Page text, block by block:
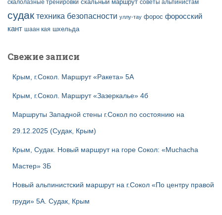
скалолазные тренировки скальный маршрут советы альпинистам
судак техника безопасности уллу-тау форос форосский
кант шаан кая шхельда
Свежие записи
Крым, г.Сокол. Маршрут «Ракета» 5А
Крым, г.Сокол. Маршрут «Зазеркалье» 4б
Маршруты Западной стены г.Сокол по состоянию на
29.12.2025 (Судак, Крым)
Крым, Судак. Новый маршрут на горе Сокол: «Muchacha
Мастер» 3Б
Новый альпинистский маршрут на г.Сокол «По центру правой
груди» 5А. Судак, Крым